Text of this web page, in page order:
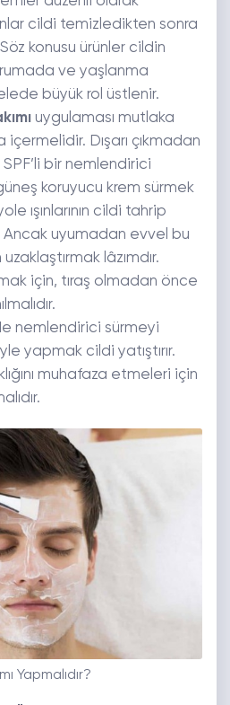
cildi temizledikten sonra
konusu ürünler cildin
ve yaşlanma
büyük rol üstlenir.
uygulaması mutlaka
Dışarı çıkmadan
bir nemlendirici
koruyucu krem sürmek
ışınlarının cildi tahrip
uyumadan evvel bu
lâzımdır.
için, tıraş olmadan önce
nemlendirici sürmeyi
yapmak cildi yatıştırır.
muhafaza etmeleri için
Yapmalıdır?